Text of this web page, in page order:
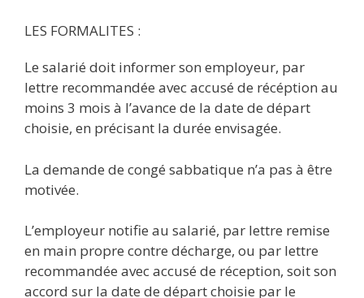
LES FORMALITES :
Le salarié doit informer son employeur, par
lettre recommandée avec accusé de récéption au
moins 3 mois à l’avance de la date de départ
choisie, en précisant la durée envisagée.
La demande de congé sabbatique n’a pas à être
motivée.
L’employeur notifie au salarié, par lettre remise
en main propre contre décharge, ou par lettre
recommandée avec accusé de réception, soit son
accord sur la date de départ choisie par le